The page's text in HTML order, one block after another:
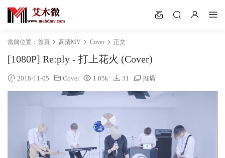
當前位置： 首頁 高清MV Cover 正文
[1080P] Re:ply - 打上花火 (Cover)
2018-11-05 Cover 1.05k 31 推廣